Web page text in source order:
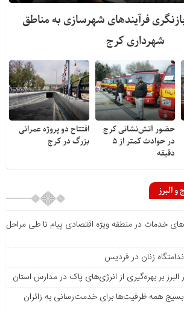
فرآیندهای شهرسازی به مناطق
شهرداری کرج
حضور آتش‌نشانی کرج
در حوادث کمتر از ۵
دقیقه
افتتاح دو پروژه عمرانی
بزرگ در کرج
البرز
خدمات در منطقه ویژه اقتصادی پیام تا طی مراحل
زنان در فردیس
البرز بر بهره‌گیری از انرژی‌های پاک در مدارس استان
بسیج همه ظرفیت‌ها برای خدمت‌رسانی به زائران